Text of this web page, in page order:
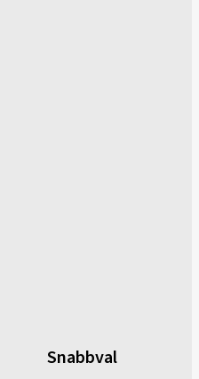
Snabbval